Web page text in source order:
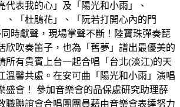
代表我的心」及「陽光和小雨」、
、「杜鵑花」、「阮若打開心內的門
時獻聲，現場掌聲不斷！陸寶珠彈奏琵
欣吹奏笛子，也為「舊夢」譜出最優美的
所有貴賓上台一起合唱「台北(淡江)的天
溫馨共處。在安可曲「陽光和小雨」演唱
盛會！ 參加音樂會的品保處研究助理薛
職聯誼會合唱團團員藉由音樂會表達努力